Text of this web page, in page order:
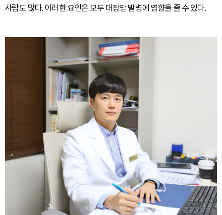
사람도 많다. 이러한 요인은 모두 대장암 발병에 영향을 줄 수 있다.